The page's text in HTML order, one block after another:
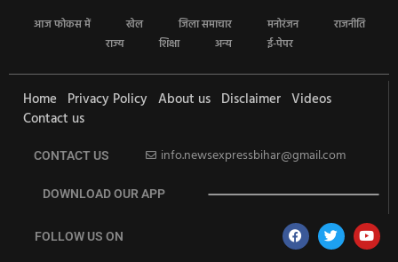
आज फोकस में खेल जिला समाचार मनोरंजन
राजनीति
राज्य
शिक्षा अन्य ई-पेपर
Home Privacy Policy About us Disclaimer Videos
Contact us
CONTACT US info.newsexpressbihar@gmail.com
DOWNLOAD OUR APP
FOLLOW US ON